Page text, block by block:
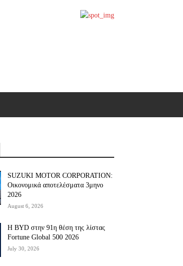
SUZUKI MOTOR CORPORATION:
Οικονομικά αποτελέσματα 3μηνο
2026
August 6, 2026
Η BYD στην 91η θέση της λίστας
Fortune Global 500 2026
July 30, 2026